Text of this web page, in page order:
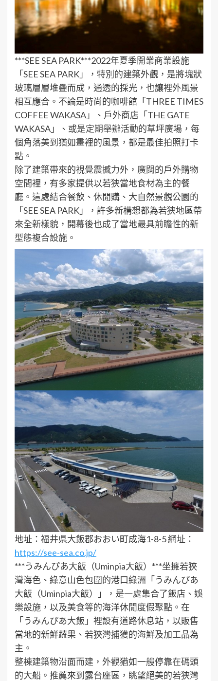
***SEE SEA PARK***2022年夏季開業商業設施
「SEE SEA PARK」，特別的建築外觀，是將塊狀
玻璃層層堆疊而成，通透的採光，也讓裡外風景
相互應合。不論是時尚的咖啡館「THREE TIMES
COFFEE WAKASA」、戶外商店「THE GATE
WAKASA」、或是定期舉辦活動的草坪廣場，每
個角落美到猶如畫裡的風景，都是最佳拍照打卡
點。
除了建築帶來的視覺震撼力外，廣闊的戶外購物
空間裡，有多家提供以若狹當地食材為主的餐
廳。這處結合餐飲、休閒購、大自然景觀公園的
「SEE SEA PARK」，許多新構想都為若狹地區帶
來全新樣貌，開幕後也成了當地最具前瞻性的新
型態複合設施。
地址：福井県大飯郡おおい町成海1-8-5 網址：
https://see-sea.co.jp/
***うみんぴあ大飯（Uminpia大飯）***坐擁若狹
灣海色、綠意山色包圍的港口綠洲「うみんぴあ
大飯（Uminpia大飯）」，是一處集合了飯店、娛
樂設施，以及美食等的海洋休閒度假聚點。在
「うみんぴあ大飯」裡設有道路休息站，以販售
當地的新鮮蔬果、若狹灣捕獲的海鮮及加工品為
主。
整棟建築物沿面而建，外觀猶如一艘停靠在碼頭
的大船。推薦來到露台座區，眺望絕美的若狹灣